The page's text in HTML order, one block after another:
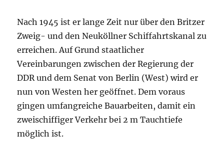
Nach 1945 ist er lange Zeit nur über den Britzer
Zweig- und den Neuköllner Schiffahrtskanal zu
erreichen. Auf Grund staatlicher
Vereinbarungen zwischen der Regierung der
DDR und dem Senat von Berlin (West) wird er
nun von Westen her geöffnet. Dem voraus
gingen umfangreiche Bauarbeiten, damit ein
zweischiffiger Verkehr bei 2 m Tauchtiefe
möglich ist.